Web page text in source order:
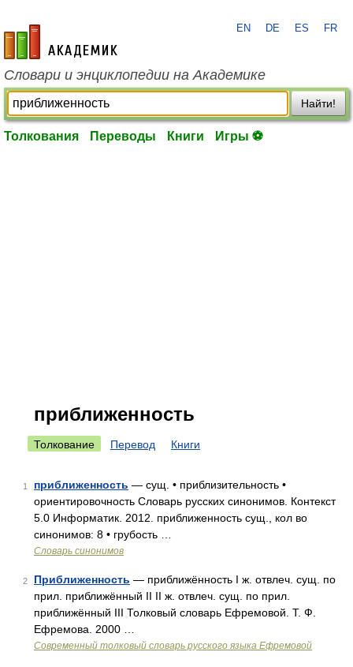
academic.ru
EN DE ES FR
Словари и энциклопедии на Академике
Найти!
Толкования Переводы Книги Игры ⚽
приближенность
Толкование Перевод Книги
1 приближенность — сущ. • приблизительность •
ориентировочность Словарь русских синонимов. Контекст
5.0 Информатик. 2012. приближенность сущ., кол во
синонимов: 8 • грубость …
Словарь синонимов
2 Приближенность — приближённость I ж. отвлеч. сущ. по
прил. приближённый II II ж. отвлеч. сущ. по прил.
приближённый III Толковый словарь Ефремовой. Т. Ф.
Ефремова. 2000 …
Современный толковый словарь русского языка Ефремовой